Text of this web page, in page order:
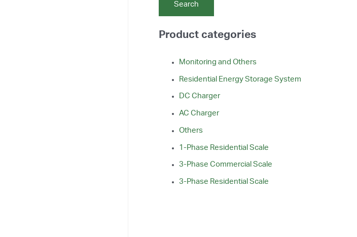
a
r
Search
Product categories
Monitoring and Others
Residential Energy Storage System
DC Charger
AC Charger
Others
1-Phase Residential Scale
3-Phase Commercial Scale
3-Phase Residential Scale